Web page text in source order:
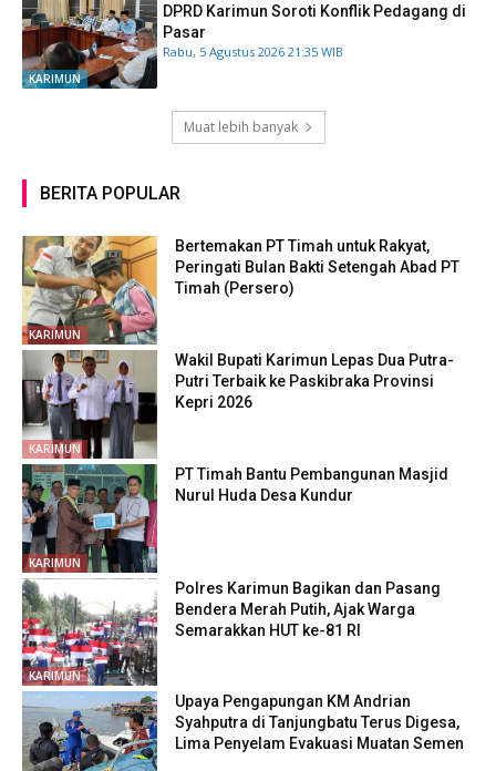
KARIMUN
DPRD Karimun Soroti Konflik Pedagang di
Pasar
Rabu, 5 Agustus 2026 21:35 WIB
Muat lebih banyak
BERITA POPULAR
KARIMUN
Bertemakan PT Timah untuk Rakyat,
Peringati Bulan Bakti Setengah Abad PT
Timah (Persero)
KARIMUN
Wakil Bupati Karimun Lepas Dua Putra-
Putri Terbaik ke Paskibraka Provinsi
Kepri 2026
KARIMUN
PT Timah Bantu Pembangunan Masjid
Nurul Huda Desa Kundur
KARIMUN
Polres Karimun Bagikan dan Pasang
Bendera Merah Putih, Ajak Warga
Semarakkan HUT ke-81 RI
Upaya Pengapungan KM Andrian
Syahputra di Tanjungbatu Terus Digesa,
Lima Penyelam Evakuasi Muatan Semen